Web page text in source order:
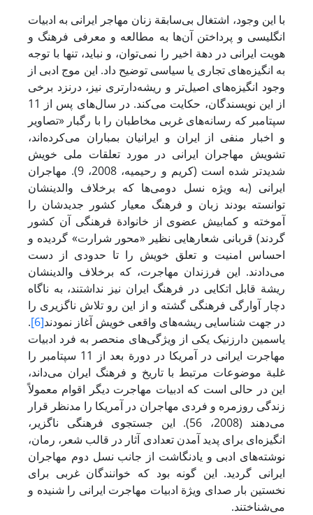
با این وجود، اشتغال بی‌سابقة زنان مهاجر ایرانی به ادبیات
انگلیسی و پرداختن آن‌ها به مطالعه و معرفی فرهنگ و
هویت ایرانی در دهة اخیر را نمی‌توان، و نباید، تنها با توجه
به انگیزه‌های تجاری یا سیاسی توضیح داد. این موج ادبی از
وجود انگیزه‌های اصیل‌تر و ریشه‌دارتری نیز، درنزد برخی
از این نویسندگان، حکایت می‌کند. در سال‌های پس از 11
سپتامبر که رسانه‌های غربی مخاطبان را با رگبار «تصاویر
و اخبار منفی از ایران و ایرانیان بمباران می‌کرده‌اند،
تشویش مهاجران ایرانی در مورد تعلقات ملی خویش
شدیدتر شده است (کریم و رحیمیه، 2008، 9). مهاجران
ایرانی (به ‌ویژه نسل دومی‌ها که برخلاف والدینشان
توانسته بودند زبان و فرهنگ معیار کشور جدیدشان را
آموخته و کمابیش عضوی از خانوادة فرهنگی آن کشور
گردند) قربانی شعارهایی نظیر «محور شرارت» گردیده و
احساس امنیت و تعلق خویش را تا حدودی از دست
می‌دادند. این فرزندان مهاجرت، که برخلاف والدینشان
ریشة قابل اتکایی در فرهنگ ایران نیز نداشتند، به‌ ناگاه
دچار آوارگی فرهنگی گشته و از این رو تلاش ناگزیری را
در جهت شناسایی ریشه‌های واقعی خویش آغاز نمودند[6]
.
یاسمین دارزنیک یکی از ویژگی‌های منحصر به فرد ادبیات
مهاجرت ایرانی در آمریکا در دورة بعد از 11 سپتامبر را
غلبة موضوعات مرتبط با تاریخ و فرهنگ ایران می‌داند،
این در حالی است که ادبیات مهاجرت دیگر اقوام معمولاً
زندگی روزمره و فردی مهاجران در آمریکا را مدنظر قرار
می‌دهند (2008، 56). این جستجوی فرهنگی ناگزیر،
انگیزه‌ای برای پدید آمدن تعدادی آثار در قالب شعر، رمان،
نوشته‌های ادبی و یادنگاشت از جانب نسل دوم مهاجران
ایرانی گردید. این گونه بود که خوانندگان غربی برای
نخستین بار صدای ویژة ادبیات مهاجرت ایرانی را شنیده و
می‌شناختند.